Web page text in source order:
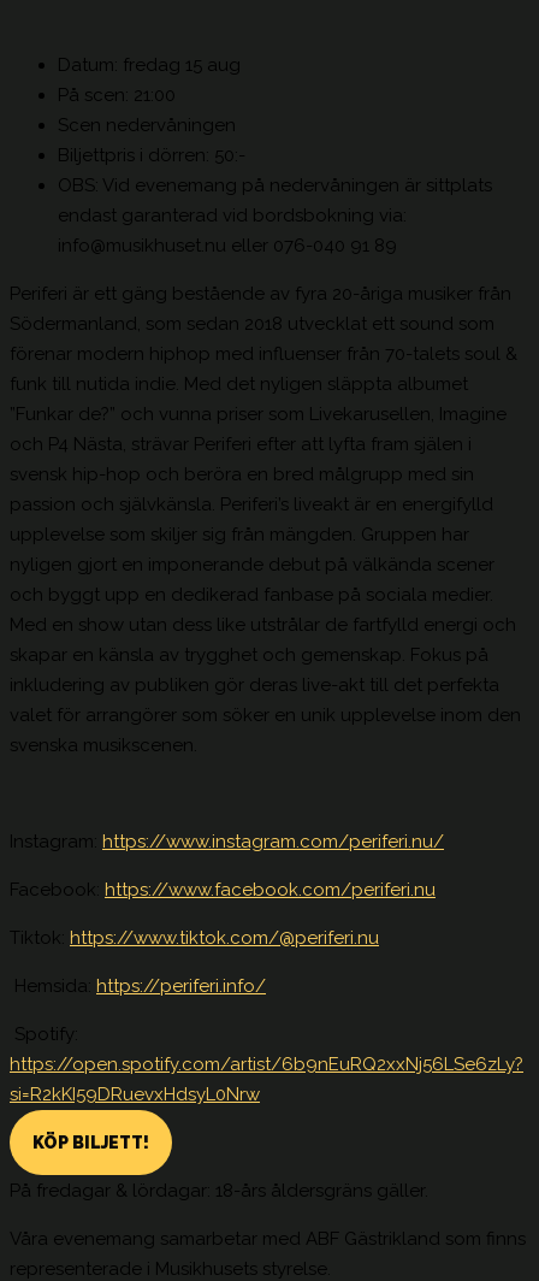
Datum: fredag 15 aug
På scen: 21:00
Scen nedervåningen
Biljettpris i dörren: 50:-
OBS: Vid evenemang på nedervåningen är sittplats
endast garanterad vid bordsbokning via:
info@musikhuset.nu eller 076-040 91 89
Periferi är ett gäng bestående av fyra 20-åriga musiker från
Södermanland, som sedan 2018 utvecklat ett sound som
förenar modern hiphop med influenser från 70-talets soul &
funk till nutida indie. Med det nyligen släppta albumet
”Funkar de?” och vunna priser som Livekarusellen, Imagine
och P4 Nästa, strävar Periferi efter att lyfta fram själen i
svensk hip-hop och beröra en bred målgrupp med sin
passion och självkänsla. Periferi’s liveakt är en energifylld
upplevelse som skiljer sig från mängden. Gruppen har
nyligen gjort en imponerande debut på välkända scener
och byggt upp en dedikerad fanbase på sociala medier.
Med en show utan dess like utstrålar de fartfylld energi och
skapar en känsla av trygghet och gemenskap. Fokus på
inkludering av publiken gör deras live-akt till det perfekta
valet för arrangörer som söker en unik upplevelse inom den
svenska musikscenen.
Instagram: https://www.instagram.com/periferi.nu/
Facebook: https://www.facebook.com/periferi.nu
Tiktok: https://www.tiktok.com/@periferi.nu
Hemsida: https://periferi.info/
Spotify:
https://open.spotify.com/artist/6b9nEuRQ2xxNj56LSe6zLy?
si=R2kKI59DRuevxHdsyL0Nrw
KÖP BILJETT!
På fredagar & lördagar: 18-års åldersgräns gäller.
Våra evenemang samarbetar med ABF Gästrikland som finns
representerade i Musikhusets styrelse.